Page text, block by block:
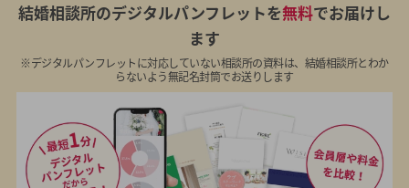
結婚相談所のデジタルパンフレットを無料でお届けし
ます
※デジタルパンフレットに対応していない相談所の資料は、結婚相談所とわか
らないよう無記名封筒でお送りします